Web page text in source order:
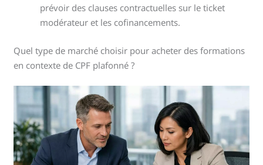
prévoir des clauses contractuelles sur le ticket
modérateur et les cofinancements.
Quel type de marché choisir pour acheter des formations
en contexte de CPF plafonné ?